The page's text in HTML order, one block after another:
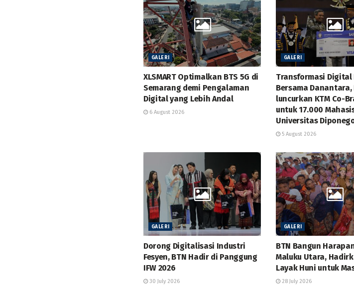
GALERI
XLSMART Optimalkan BTS 5G di
Semarang demi Pengalaman
Digital yang Lebih Andal
6 August 2026
GALERI
Transformasi Digital
Bersama Danantara,
luncurkan KTM Co-
untuk 17.000
Universitas
5 August 2026
GALERI
Dorong Digitalisasi Industri
Fesyen, BTN Hadir di Panggung
IFW 2026
30 July 2026
GALERI
BTN Bangun
Maluku Utara,
Layak Huni untuk
28 July 2026